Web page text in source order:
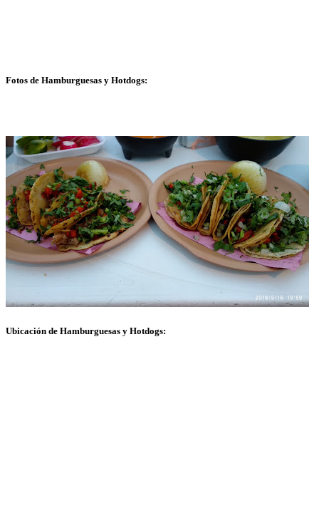
Fotos de Hamburguesas y Hotdogs:
Ubicación de Hamburguesas y Hotdogs: